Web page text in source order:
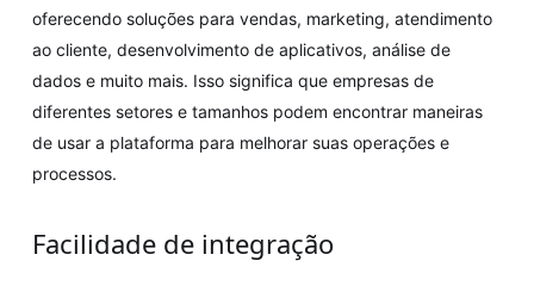
oferecendo soluções para vendas, marketing, atendimento
ao cliente, desenvolvimento de aplicativos, análise de
dados e muito mais. Isso significa que empresas de
diferentes setores e tamanhos podem encontrar maneiras
de usar a plataforma para melhorar suas operações e
processos.
Facilidade de integração